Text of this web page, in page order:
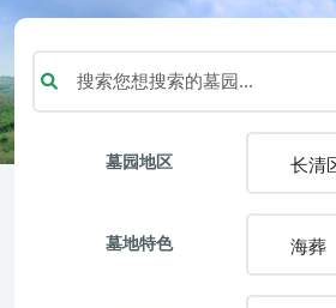
墓园地区 长清
墓地特色 海葬